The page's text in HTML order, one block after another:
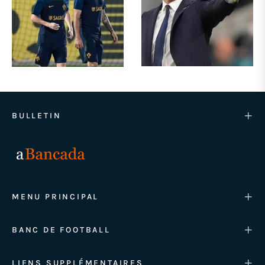
BULLETIN
MENU PRINCIPAL
BANC DE FOOTBALL
LIENS SUPPLÉMENTAIRES